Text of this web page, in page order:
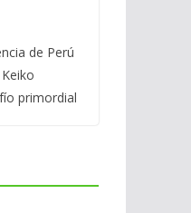
de Perú
primordial